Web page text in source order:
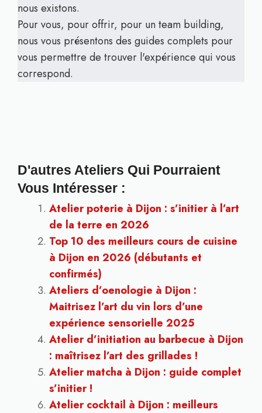
nous existons.
Pour vous, pour offrir, pour un team building,
nous vous présentons des guides complets pour
vous permettre de trouver l'expérience qui vous
correspond.
D'autres Ateliers Qui Pourraient
Vous Intéresser :
Atelier poterie à Dijon : s’initier à l’art
de la terre en 2026
Top 10 des meilleurs cours de cuisine
à Dijon en 2026 (débutants et
confirmés)
Ateliers d’oenologie à Dijon :
Maitrisez l’art du vin lors d’une
expérience sensorielle 2025
Atelier d’initiation au barbecue à Dijon
: maîtrisez l’art des grillades !
Atelier matcha à Dijon : guide complet
s’initier !
Atelier cocktail à Dijon : meilleurs